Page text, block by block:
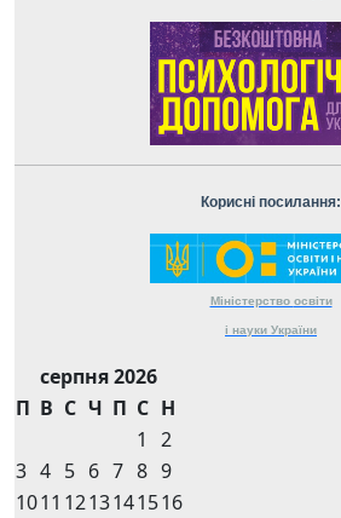
Корисні посилання:
Міністерство освіти
і науки України
серпня 2026
П В С Ч П С Н
1
2
3 4 5 6 7 8 9
1011 1213141516